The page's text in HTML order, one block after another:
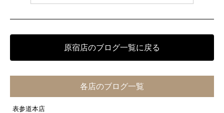
原宿店のブログ一覧に戻る
各店のブログ一覧
表参道本店